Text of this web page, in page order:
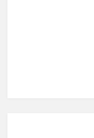
یا ایمیل خود را